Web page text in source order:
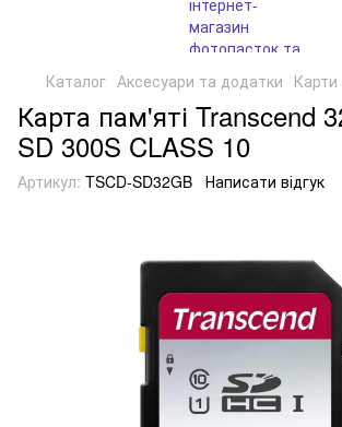
Каталог Аксесуари та додатки Карти
Карта пам'яті Transcend
SD 300S CLASS 10
Артикул: TSCD-SD32GB Написати відгук